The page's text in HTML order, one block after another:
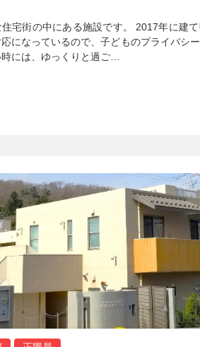
宅街の中にある施設です。 2017年に建
になっているので、子どものプライバシ
時には、ゆっくりと過ご…